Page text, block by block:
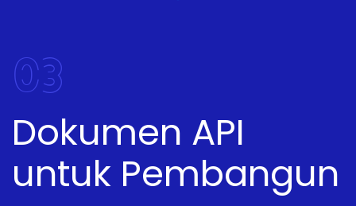
03
Dokumen API
untuk Pembangun